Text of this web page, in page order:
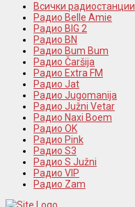
Всички радиостанции
Радио Belle Amie
Радио BIG 2
Радио BN
Радио Bum Bum
Радио Čaršija
Радио Extra FM
Радио Jat
Радио Jugomanija
Радио Južni Vetar
Радио Naxi Boem
Радио OK
Радио Pink
Радио S3
Радио S Južni
Радио VIP
Радио Zam